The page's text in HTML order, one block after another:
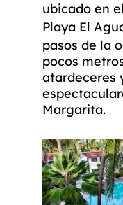
ubicado en
Playa El
pasos de la
pocos
atardeceres
Margarita.